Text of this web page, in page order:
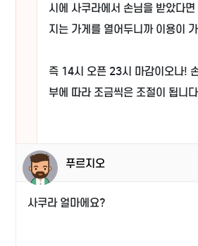
시에 사쿠라에서 손님을 받았다
지는 가게를 열어두니까 이용이
즉 14시 오픈 23시 마감이오나!
부에 따라 조금씩은 조절이 됩니
푸르지오
사쿠라 얼마에요?